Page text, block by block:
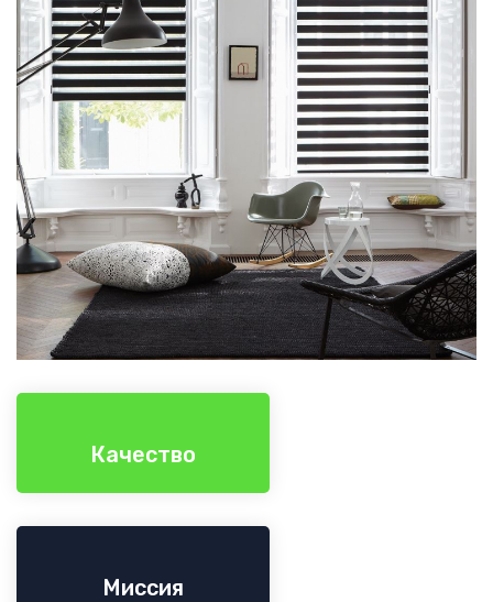
Качество
Миссия